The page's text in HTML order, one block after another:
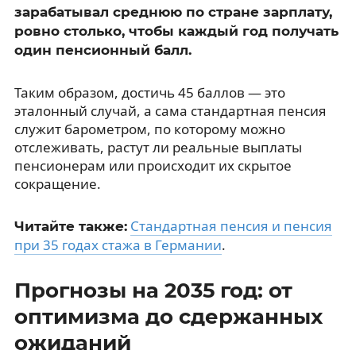
зарабатывал среднюю по стране зарплату,
ровно столько, чтобы каждый год получать
один пенсионный балл.
Таким образом, достичь 45 баллов — это
эталонный случай, а сама стандартная пенсия
служит барометром, по которому можно
отслеживать, растут ли реальные выплаты
пенсионерам или происходит их скрытое
сокращение.
Читайте также: Стандартная пенсия и пенсия
при 35 годах стажа в Германии.
Прогнозы на 2035 год: от
оптимизма до сдержанных
ожиданий